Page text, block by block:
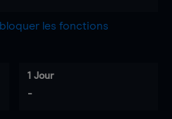
les fonctions
1 Jour
-